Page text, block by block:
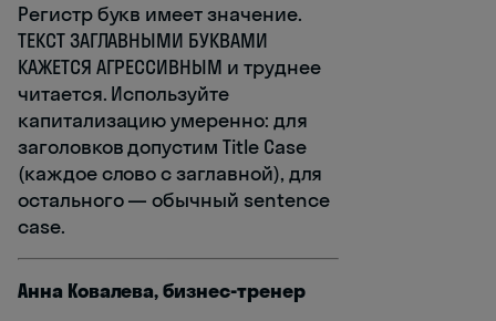
Регистр букв имеет значение.
ТЕКСТ ЗАГЛАВНЫМИ БУКВАМИ
КАЖЕТСЯ АГРЕССИВНЫМ и труднее
читается. Используйте
капитализацию умеренно: для
заголовков допустим Title Case
(каждое слово с заглавной), для
остального — обычный sentence
case.
Анна Ковалева, бизнес-тренер